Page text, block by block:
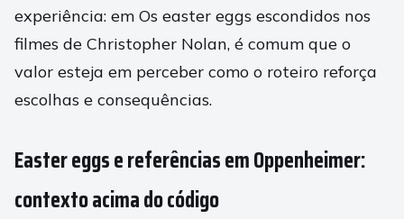
experiência: em Os easter eggs escondidos nos
filmes de Christopher Nolan, é comum que o
valor esteja em perceber como o roteiro reforça
escolhas e consequências.
Easter eggs e referências em Oppenheimer:
contexto acima do código